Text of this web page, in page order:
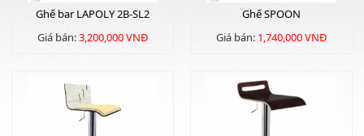
Ghế bar LAPOLY 2B-SL2
Giá bán:3,200,000 VNĐ
Ghế SPOON
Giá bán: 1,740,000 VNĐ